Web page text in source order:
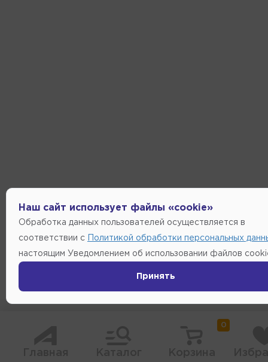
0
Наш сайт использует файлы «cookie»
Обработка данных пользователей осуществляется в
соответствии с Политикой обработки персональных
настоящим Уведомлением об использовании файлов
Принять